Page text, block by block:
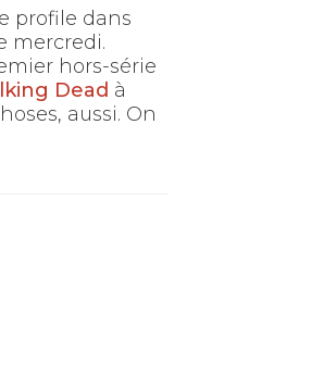
profile dans
mercredi.
hors-série
Dead à
aussi. On